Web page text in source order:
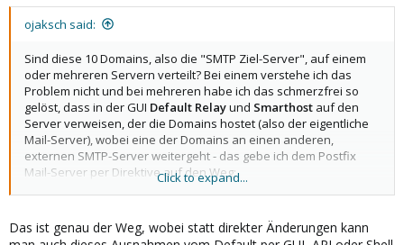
ojaksch said:
Sind diese 10 Domains, also die "SMTP Ziel-Server", auf einem
oder mehreren Servern verteilt? Bei einem verstehe ich das
Problem nicht und bei mehreren habe ich das schmerzfrei so
gelöst, dass in der GUI Default Relayund Smarthost auf den
Server verweisen, der die Domains hostet (also der eigentliche
Mail-Server), wobei eine der Domains an einen anderen,
externen SMTP-Server weitergeht - das gebe ich dem Postfix
Mail-Server per Direktive auf den Weg:
Click to expand...
Das ist genau der Weg, wobei statt direkter Änderungen kann